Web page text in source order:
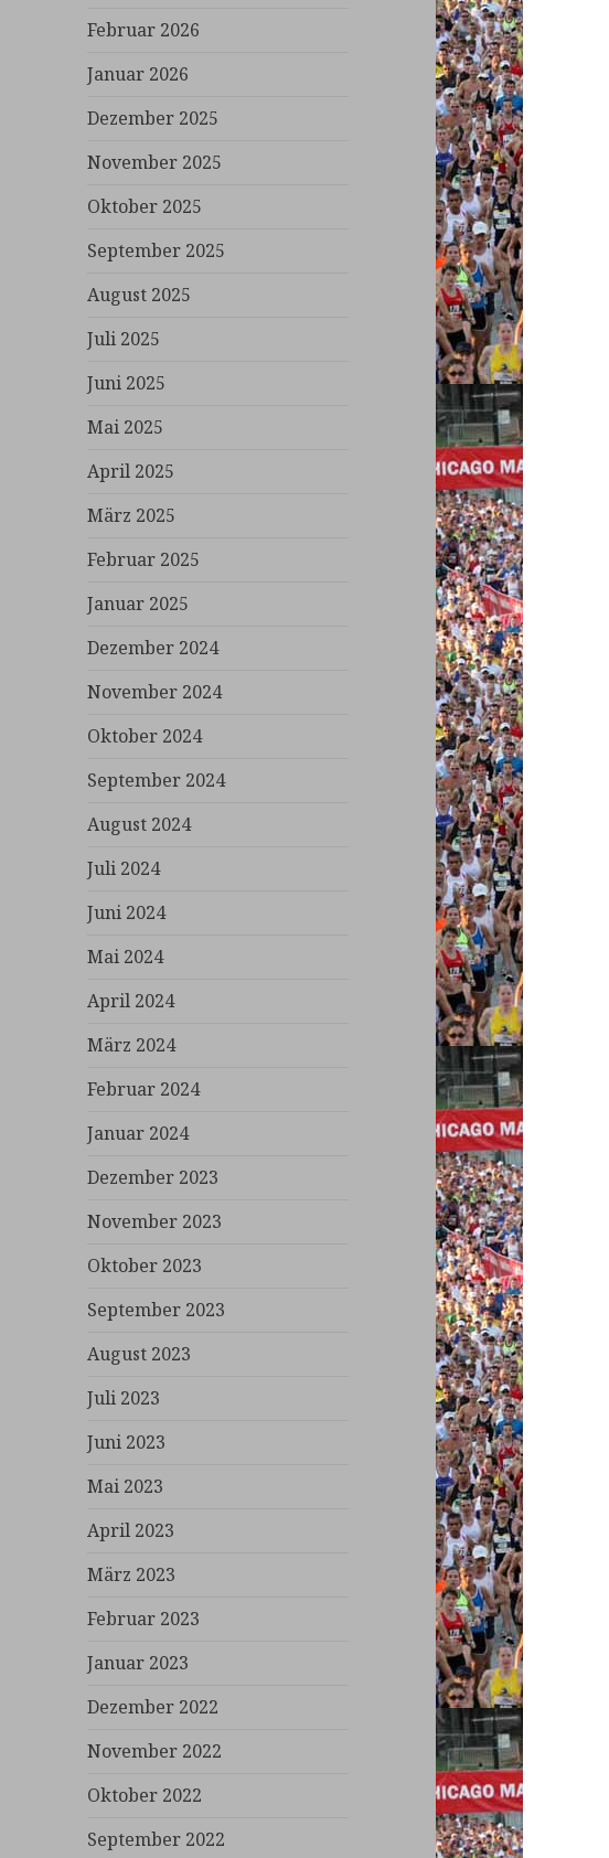
Februar 2026
Januar 2026
Dezember 2025
November 2025
Oktober 2025
September 2025
August 2025
Juli 2025
Juni 2025
Mai 2025
April 2025
März 2025
Februar 2025
Januar 2025
Dezember 2024
November 2024
Oktober 2024
September 2024
August 2024
Juli 2024
Juni 2024
Mai 2024
April 2024
März 2024
Februar 2024
Januar 2024
Dezember 2023
November 2023
Oktober 2023
September 2023
August 2023
Juli 2023
Juni 2023
Mai 2023
April 2023
März 2023
Februar 2023
Januar 2023
Dezember 2022
November 2022
Oktober 2022
September 2022